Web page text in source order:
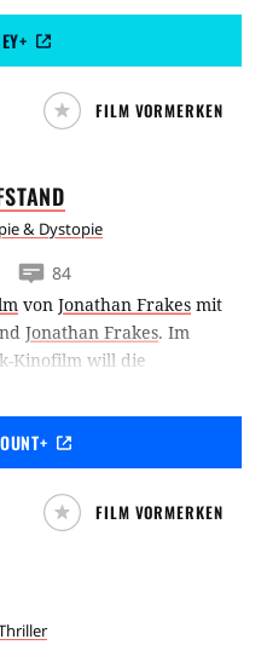
rasende Bombe ist.
FILM VORMERKEN
& Dystopie
84
von Jonathan Frakes mit
Jonathan Frakes. Im
Kinofilm will die
retten.
FILM VORMERKEN